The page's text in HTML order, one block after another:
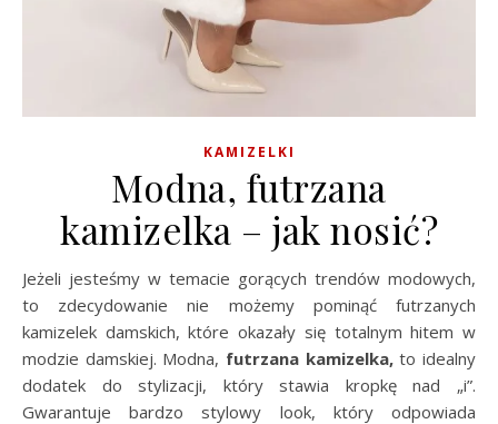
KAMIZELKI
Modna, futrzana
kamizelka – jak nosić?
Jeżeli jesteśmy w temacie gorących trendów modowych,
to zdecydowanie nie możemy pominąć futrzanych
kamizelek damskich, które okazały się totalnym hitem w
modzie damskiej. Modna, futrzana kamizelka,to idealny
dodatek do stylizacji, który stawia kropkę nad „i”.
Gwarantuje bardzo stylowy look, który odpowiada